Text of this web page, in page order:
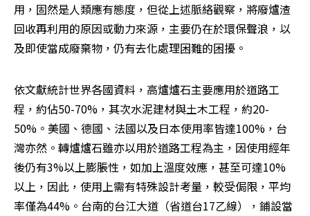
用，固然是人類應有態度，但從上述脈絡觀察，將廢爐渣
回收再利用的原因或動力來源，主要仍在於環保聲浪，以
及即使當成廢棄物，仍有去化處理困難的困擾。
依文獻統計世界各國資料，高爐爐石主要應用於道路工
程，約佔50-70%，其次水泥建材與土木工程，約20-
50%。美國、德國、法國以及日本使用率皆達100%，台
灣亦然。轉爐爐石雖亦以用於道路工程為主，因使用經年
後仍有3%以上膨脹性，如加上溫度效應，甚至可達10%
以上，因此，使用上需有特殊設計考量，較受侷限，平均
率僅為44%。台南的台江大道（省道台17乙線），鋪設當